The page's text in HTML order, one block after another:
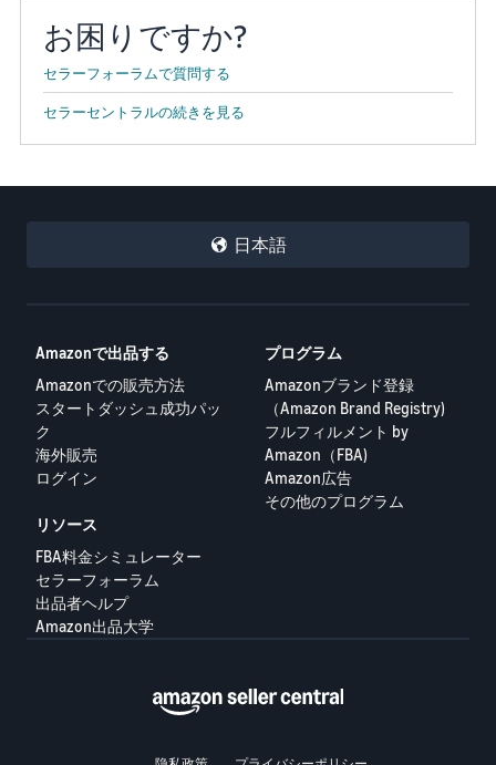
お困りですか?
セラーフォーラムで質問する
セラーセントラルの続きを見る
日本語
Amazonで出品する
Amazonでの販売方法
スタートダッシュ成功パッ
ク
海外販売
ログイン
プログラム
Amazonブランド登録
（Amazon Brand Registry)
フルフィルメント by
Amazon（FBA)
Amazon広告
その他のプログラム
リソース
FBA料金シミュレーター
セラーフォーラム
出品者ヘルプ
Amazon出品大学